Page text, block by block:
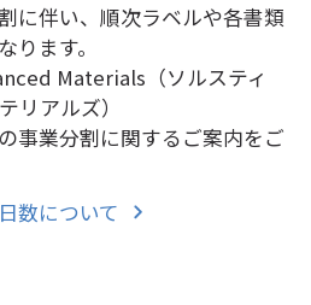
に伴い、順次ラベルや各書類
ります。
Materials（ソルスティ
リアルズ）
事業分割に関するご案内をご
数について